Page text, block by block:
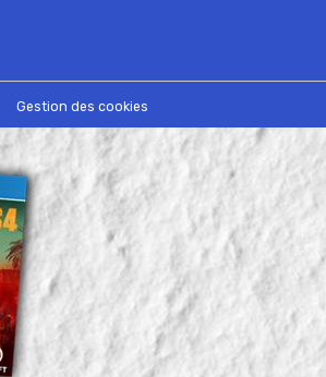
Gestion des cookies